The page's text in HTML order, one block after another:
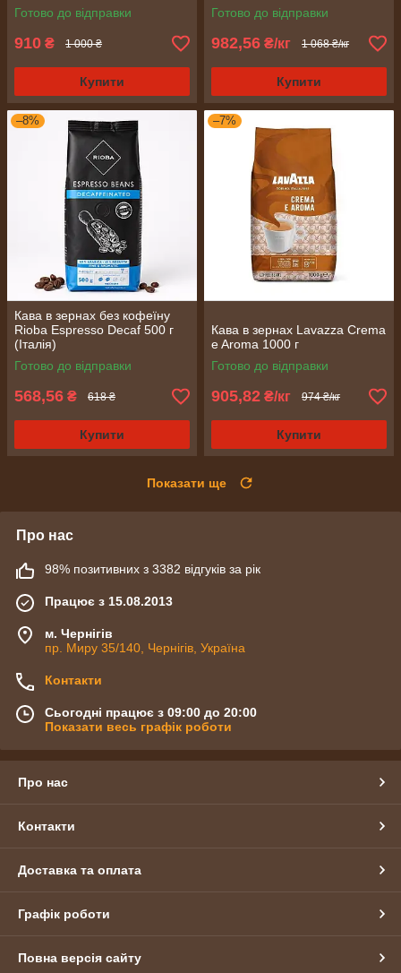
Готово до відправки
910 ₴ 1 000 ₴
Купити
Готово до відправки
982,56 ₴/кг 1 068 ₴/кг
Купити
–8%
Кава в зернах без кофеїну
Rioba Espresso Decaf 500 г
(Італія)
Готово до відправки
568,56 ₴ 618 ₴
Купити
–7%
Кава в зернах Lavazza Crema
e Aroma 1000 г
Готово до відправки
905,82 ₴/кг 974 ₴/кг
Купити
Показати ще
Про нас
98% позитивних з 3382 відгуків за рік
Працює з 15.08.2013
м. Чернігів
пр. Миру 35/140, Чернігів, Україна
Контакти
Сьогодні працює з 09:00 до 20:00
Показати весь графік роботи
Про нас
Контакти
Доставка та оплата
Графік роботи
Повна версія сайту